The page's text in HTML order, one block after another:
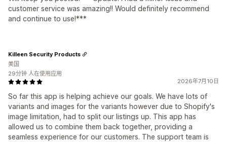
customer service was amazing!! Would definitely recommend
and continue to use!***
2026年7月10日
So far this app is helping achieve our goals. We have lots of
variants and images for the variants however due to Shopify's
image limitation, had to split our listings up. This app has
allowed us to combine them back together, providing a
seamless experience for our customers. The support team is
Killeen Security Products
美国
29分钟 人在使用应用